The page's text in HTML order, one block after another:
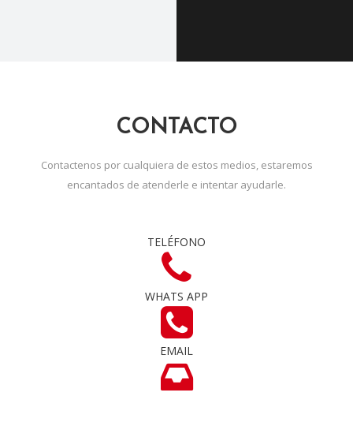
CONTACTO
Contactenos por cualquiera de estos medios, estaremos
encantados de atenderle e intentar ayudarle.
TELÉFONO
WHATS APP
EMAIL